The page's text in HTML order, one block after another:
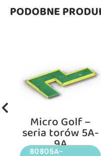
PODOBNE
Micro Golf –
seria torów 5A-
9A
80805A-